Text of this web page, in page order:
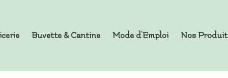
Buvette & Cantine Mode d’Emploi Nos